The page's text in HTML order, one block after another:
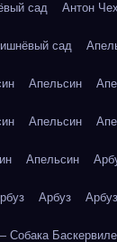
сад Антон
сад
Апельсин
Апельсин
Апельсин
Арбуз Арбуз
Собака